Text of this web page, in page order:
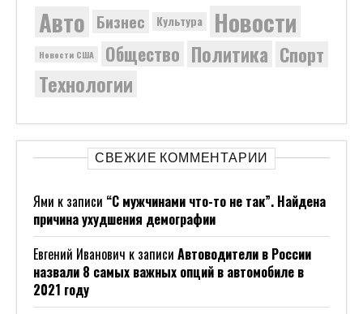
Авто Бизнес Культура Новости
Новости США Общество Политика Спорт
Технологии
СВЕЖИЕ КОММЕНТАРИИ
Ями к записи “С мужчинами что-то не так”. Найдена
причина ухудшения демографии
Евгений Иванович к записи Автоводители в России
назвали 8 самых важных опций в автомобиле в
2021 году